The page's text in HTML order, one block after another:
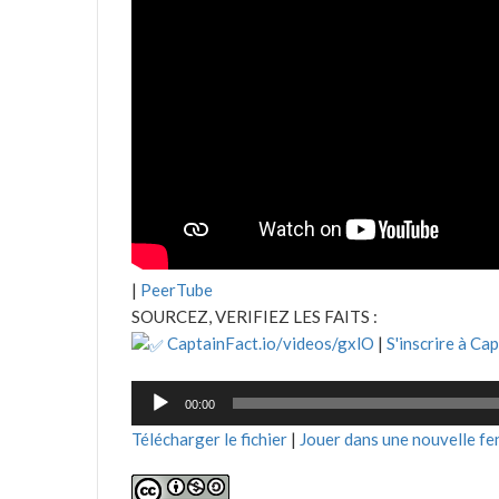
| PeerTube
SOURCEZ, VERIFIEZ LES FAITS :
CaptainFact.io/videos/gxlO | S'inscrire à
Lecteur
00:00
Télécharger le fichier | Jouer dans une nouvelle